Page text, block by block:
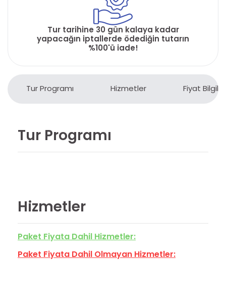
Tur tarihine 30 gün kalaya kadar
yapacağın iptallerde ödediğin tutarın
%100'ü iade!
Tur Programı Hizmetler Fiyat
Tur Programı
Hizmetler
Paket Fiyata Dahil Hizmetler:
Paket Fiyata Dahil Olmayan Hizmetler: